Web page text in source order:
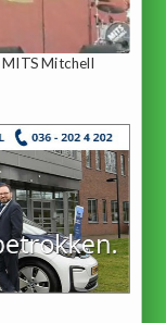
MITS Mitchell